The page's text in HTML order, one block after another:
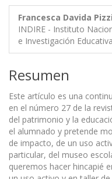
Francesca Davida
INDIRE - Instituto
e Investigación Educativa
Resumen
Este artículo es una
en el número 27 de la
del patrimonio y la
el alumnado y pretende
de impacto, de un uso
particular, del museo
queremos hacer hincapié